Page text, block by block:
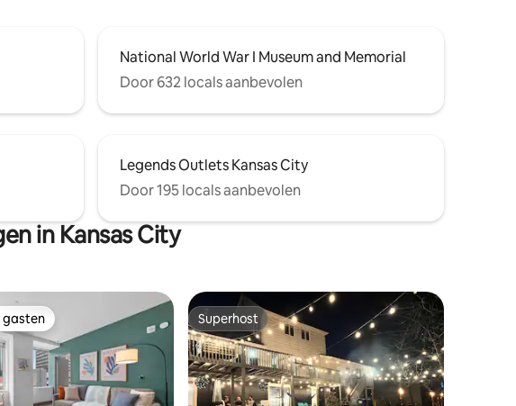
National World War I Museum and Memorial
Door 632 locals aanbevolen
Legends Outlets Kansas City
Door 195 locals aanbevolen
in Kansas City
gasten
gasten Superhost
Superhost